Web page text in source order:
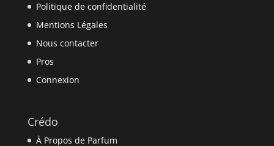
Politique de confidentialité
Mentions Légales
Nous contacter
Pros
Connexion
Crédo
À Propos de Parfum